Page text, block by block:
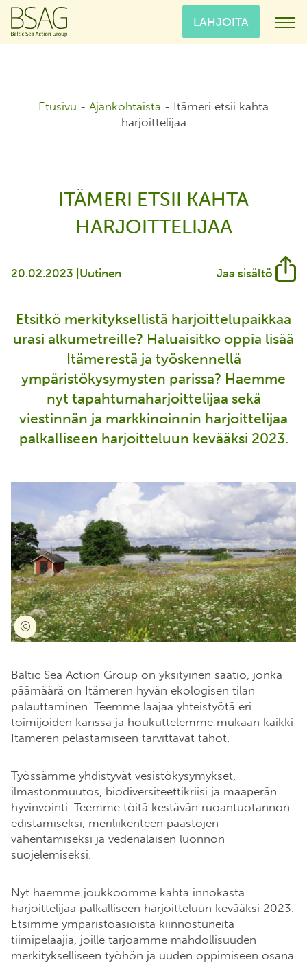
LAHJOITA
Etusivu - Ajankohtaista - Itämeri etsii kahta
harjoittelijaa
ITÄMERI ETSII KAHTA
HARJOITTELIJAA
20.02.2023 | Uutinen Jaa sisältö
Etsitkö merkityksellistä harjoittelupaikkaa
urasi alkumetreille? Haluaisitko oppia lisää
Itämerestä ja työskennellä
ympäristökysymysten parissa? Haemme
nyt tapahtumaharjoittelijaa sekä
viestinnän ja markkinoinnin harjoittelijaa
palkalliseen harjoitteluun kevääksi 2023.
Baltic Sea Action Group on yksityinen säätiö, jonka
päämäärä on Itämeren hyvän ekologisen tilan
palauttaminen. Teemme laajaa yhteistyötä eri
toimijoiden kanssa ja houkuttelemme mukaan kaikki
Itämeren pelastamiseen tarvittavat tahot.
Työssämme yhdistyvät vesistökysymykset,
ilmastonmuutos, biodiversiteettikriisi ja maaperän
hyvinvointi. Teemme töitä kestävän ruoantuotannon
edistämiseksi, meriliikenteen päästöjen
vähentämiseksi ja vedenalaisen luonnon
suojelemiseksi.
Nyt haemme joukkoomme kahta innokasta
harjoittelijaa palkalliseen harjoitteluun kevääksi 2023.
Etsimme ympäristöasioista kiinnostuneita
tiimipelaajia, joille tarjoamme mahdollisuuden
merkitykselliseen työhön ja uuden oppimiseen osana